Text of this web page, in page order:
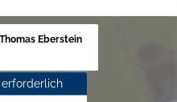
Eberstein